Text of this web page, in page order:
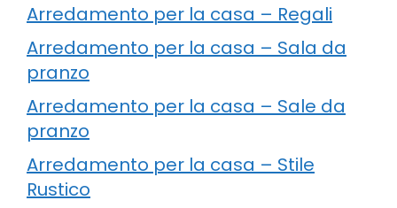
Arredamento per la casa – Regali
Arredamento per la casa – Sala da
pranzo
Arredamento per la casa – Sale da
pranzo
Arredamento per la casa – Stile
Rustico